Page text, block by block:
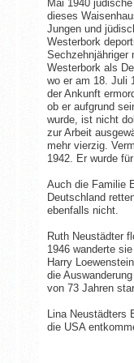
Mai 1940
dieses
Jungen und
Westerbork
Sechzehnjähriger
Westerbork als
wo er am 18. Juli
der Ankunft
ob er aufgrund
wurde, ist nicht
zur Arbeit
mehr vierzig.
1942. Er wurde
Auch die Familie
Deutschland
ebenfalls nicht.
Ruth Neustädter
1946 wanderte
Harry
die
von 73 Jahren
Lina
die USA